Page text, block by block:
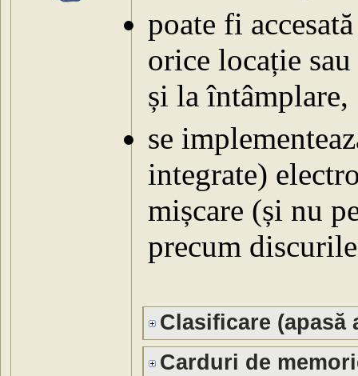
poate fi
orice locație
și la întâmplare,
se
integrate)
mișcare (și nu
precum
Clasificare (apasă
Carduri de